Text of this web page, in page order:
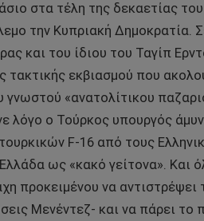
στα τέλη της δεκαετίας
την Κυπριακή Δημοκρατία.
και του ίδιου του Ταγίπ
τακτικής εκβιασμού που
«ανατολίτικου
λόγο ο Τούρκος υπουργός
F-16 από τους
ως «κακό γείτονα».
προκειμένου να αντιστρέψει
Μενέντεζ- και να πάρει το